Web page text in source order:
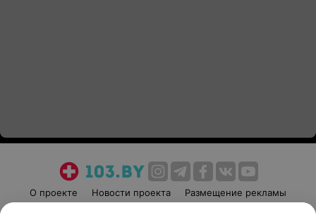
О проекте Новости проекта
Размещение рекламы